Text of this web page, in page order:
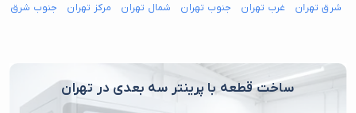
شرق تهران غرب تهران جنوب تهران شمال تهران مرکز تهران جنوب شرق
ساخت قطعه با پرینتر سه بعدی در تهران